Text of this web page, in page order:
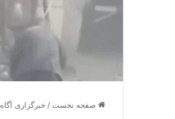
صفحه نخست / خبرگزاری آگاه